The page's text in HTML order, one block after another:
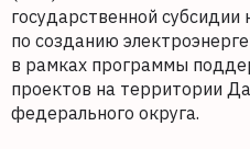
государственной
по созданию
в рамках программы
проектов на территории
федерального округа.